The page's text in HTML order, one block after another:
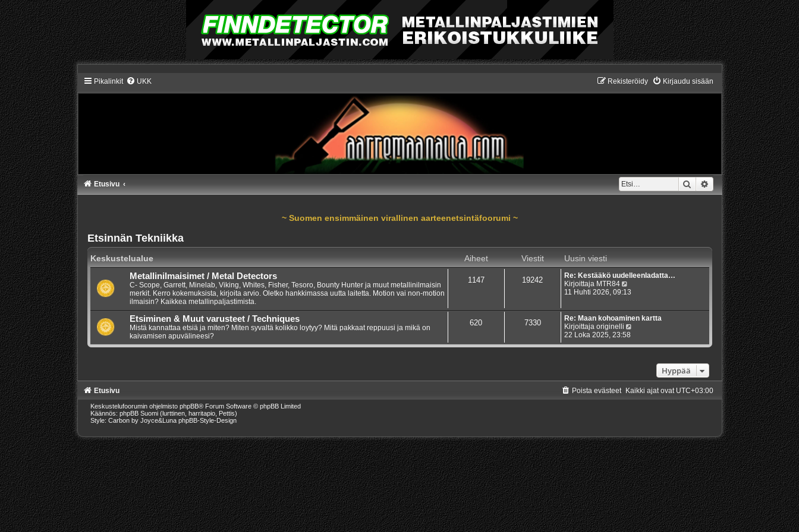
Pikalinkit UKK Kirjaudu sisään
Rekisteröidy
Etsi Tarkennettu haku
Etusivu
~ Suomen ensimmäinen virallinen aarteenetsintäfoorumi ~
Etsinnän Tekniikka
Keskustelualue Aiheet Viestit
Uusin viesti
Metallinilmaisimet / Metal Detectors
C- Scope, Garrett, Minelab, Viking, Whites, Fisher, Tesoro, Bounty Hunter ja muut metallinilmaisin
merkit. Kerro kokemuksista, kirjoita arvio. Oletko hankkimassa uutta laitetta. Motion vai non-motion
ilmaisin? Kaikkea metallinpaljastimista.
1147 19242
Re: Kestääkö uudelleenladatta…
Kirjoittaja MTR84
ä
ä
u
u
i
e
s
t
11 Huhti 2026, 09:13
Etsiminen & Muut varusteet / Techniques
Mistä kannattaa etsiä ja miten? Miten syvaltä kolikko loytyy? Mitä pakkaat reppuusi ja mikä on
kaivamisen apuvälineesi?
620 7330
Re: Maan kohoaminen kartta
Kirjoittaja originelli
s
i
n
t
i
22 Loka 2025, 23:58
Hyppää
Etusivu Kaikki ajat ovat UTC+03:00
Poista evästeet
Keskustelufoorumin ohjelmisto phpBB® Forum Software © phpBB Limited
Käännös: phpBB Suomi (lurttinen, harritapio, Pettis)
Style: Carbon by Joyce&Luna phpBB-Style-Design